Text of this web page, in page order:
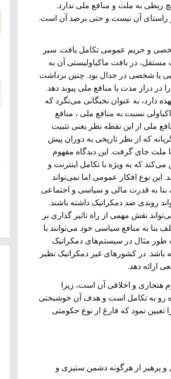
ربطی‌ به ملت و منافع ملی ندارد.
راستای آن نیست و حتی برضد آن است.
و حریم عمومی تکامل یافت. سیر
در بافت ماکیاولیستی آن به
یا شخصی در جدال بود. چنین برداشت
دراز مدت با منافع ملی‌ پیوند دهد.
دارد، به عنوان نخبگانی می‌نگرد که
نسبت به منافع ملی ، منافع
ملی‌ از این نقطه نظر یعنی تثبیت
که از نظر تاریخی به دوران پیش
جای گرفت. این دیدگاه مفهوم
که به ویژه با تکامل اینترنت و
نوع افکار عمومی اما نمی‌تواند‌
به قدرت مالی‌ و سیاسی و اجتماعی
روندی ضد دمکراتیک داشته باشند.
نقش مهمی از راه تاثیر گذاری بر
به منافع سیاسی خود می‌توانند با
طور مثال در سیستم‌های دمکراتیک
باشد. در کشورهای غیر دمکراتیک نظیر
ارائه دهد.
و اخلاقی‌ آن است، زیرا
رو به تکامل است و هدف آن خوشبختی
نمود که فارغ از نوع حکومتی
و پرهیز از هرگونه دشمن ستیزی و